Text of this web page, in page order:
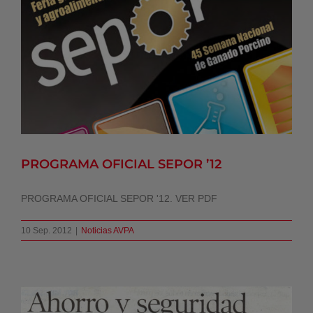
PROGRAMA OFICIAL SEPOR ’12
Noticias AVPA
PROGRAMA OFICIAL SEPOR ’12
PROGRAMA OFICIAL SEPOR '12. VER PDF
10 Sep. 2012 Noticias AVPA